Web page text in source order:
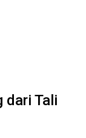
dari Tali